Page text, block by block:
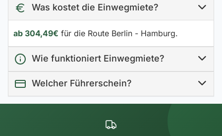
Was kostet die Einwegmiete?
ab 304,49€ für die Route Berlin - Hamburg.
Wie funktioniert Einwegmiete?
Welcher Führerschein?